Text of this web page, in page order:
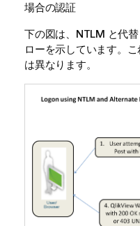
場合の認証
下の図は、NTLM と代
ローを示しています。
は異なります。